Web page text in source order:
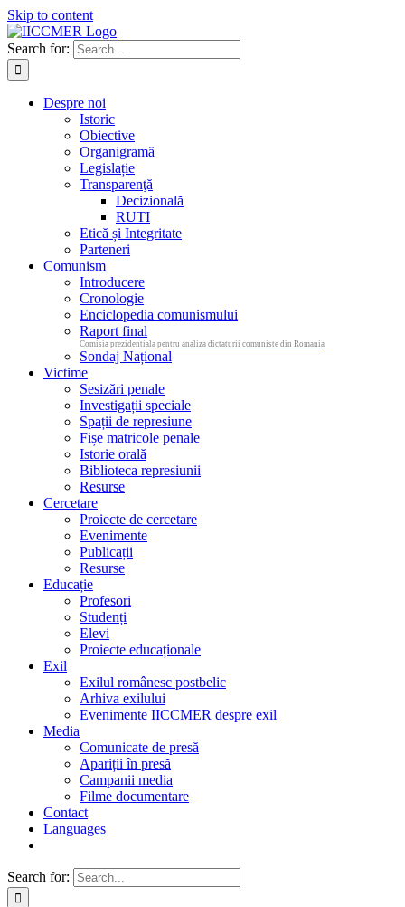
Skip to content
Search for:
Despre noi
Istoric
Obiective
Organigramă
Legislație
Transparenţă
Decizională
RUTI
Etică și Integritate
Parteneri
Comunism
Introducere
Cronologie
Enciclopedia comunismului
Raport final
Comisia prezidentiala pentru analiza dictaturii comuniste din Romania
Sondaj Național
Victime
Sesizări penale
Investigații speciale
Spații de represiune
Fișe matricole penale
Istorie orală
Biblioteca represiunii
Resurse
Cercetare
Proiecte de cercetare
Evenimente
Publicații
Resurse
Educație
Profesori
Studenți
Elevi
Proiecte educaționale
Exil
Exilul românesc postbelic
Arhiva exilului
Evenimente IICCMER despre exil
Media
Comunicate de presă
Apariții în presă
Campanii media
Filme documentare
Contact
Languages
Search for: